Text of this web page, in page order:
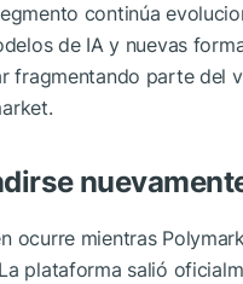
continúa
de IA y nuevas
fragmentando parte del
ocurre mientras
plataforma salió